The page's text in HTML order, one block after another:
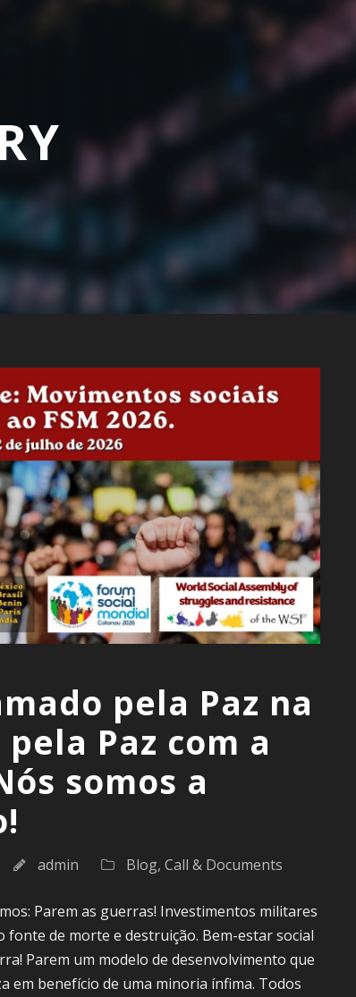
pela Paz na
Paz com a
somos a
admin Blog, Call & Documents
Parem as guerras! Investimentos militares
fonte de morte e destruição. Bem-estar social
Parem um modelo de desenvolvimento que
em benefício de uma minoria ínfima. Todos